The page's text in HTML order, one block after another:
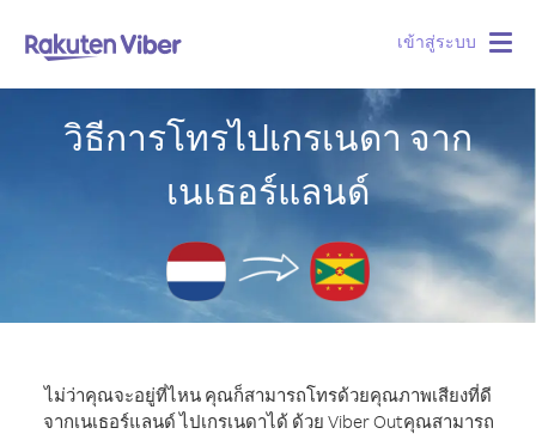
เข้าสู่ระบบ
วิธีการโทรไปเกรเนดา จาก
เนเธอร์แลนด์
ไม่ว่าคุณจะอยู่ที่ไหน คุณก็สามารถโทรด้วยคุณภาพเสียงที่ดี
จากเนเธอร์แลนด์ ไปเกรเนดาได้ ด้วย Viber Outคุณสามารถ